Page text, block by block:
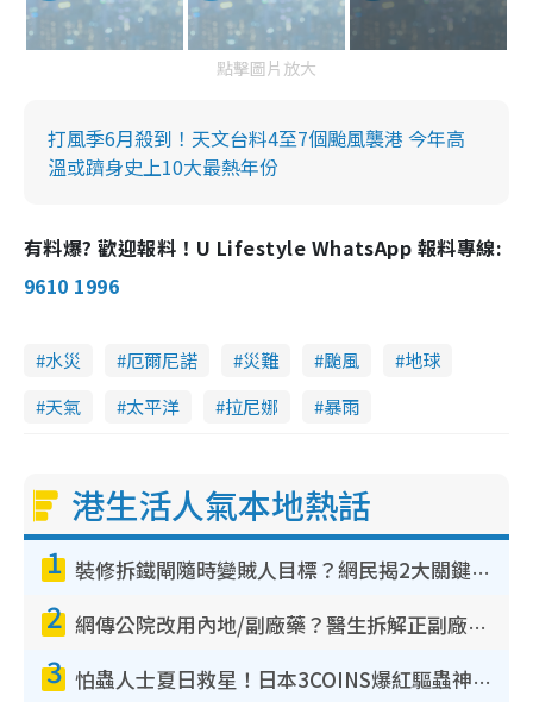
點擊圖片放大
打風季6月殺到！天文台料4至7個颱風襲港 今年高
溫或躋身史上10大最熱年份
有料爆? 歡迎報料！U Lifestyle WhatsApp 報料專線:
9610 1996
水災 厄爾尼諾 災難 颱風
地球
天氣
太平洋 拉尼娜 暴雨
港生活人氣本地熱話
1 裝修拆鐵閘隨時變賊人目標？網民揭2大關鍵用途：裝新式等於白裝？附新舊鐵閘分別
2 網傳公院改用內地/副廠藥？醫生拆解正副廠分別 揭4類人換藥隨時出事
3 怕蟲人士夏日救星！日本3COINS爆紅驅蟲神器$45起 1招「全程免觸碰」輕鬆搞定小強